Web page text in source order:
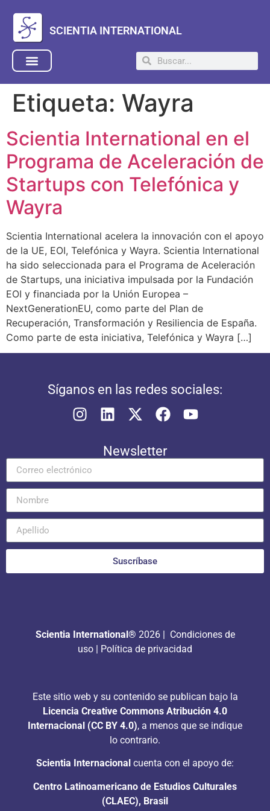
SCIENTIA INTERNATIONAL
Etiqueta: Wayra
Scientia International en el
Programa de Aceleración de
Startups con Telefónica y
Wayra
Scientia International acelera la innovación con el apoyo
de la UE, EOI, Telefónica y Wayra. Scientia International
ha sido seleccionada para el Programa de Aceleración
de Startups, una iniciativa impulsada por la Fundación
EOI y financiada por la Unión Europea –
NextGenerationEU, como parte del Plan de
Recuperación, Transformación y Resiliencia de España.
Como parte de esta iniciativa, Telefónica y Wayra […]
Síganos en las redes sociales:
Newsletter
Suscríbase
Scientia International® 2026 |
Condiciones de
uso
Política de privacidad
Este sitio web y su contenido se publican bajo la
Licencia Creative Commons Atribución 4.0
Internacional (CC BY 4.0), a menos que se indique
lo contrario.
Scientia Internacional cuenta con el apoyo de:
Centro Latinoamericano de Estudios Culturales
(CLAEC), Brasil